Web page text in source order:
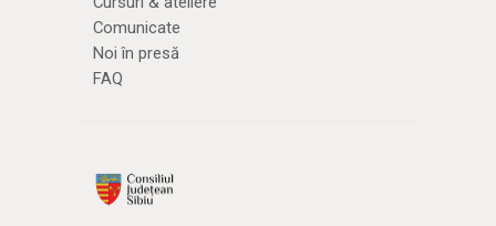
Comunicate
Noi în presă
FAQ